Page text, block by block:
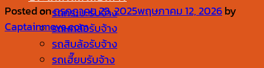
รถกระบะรับจ้าง
รถหกล้อรับจ้าง
รถสิบล้อรับจ้าง
รถเฮี๊ยบรับจ้าง
Posted onกรกฎาคม 23, 2025พฤษภาคม 12, 2026by
Captainmove.com